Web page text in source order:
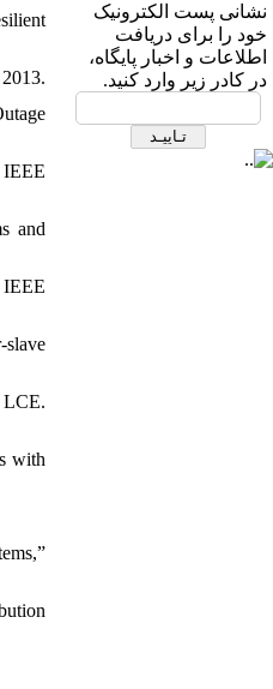
نشانی پست الکترونیک
خود را برای دریافت
اطلاعات و اخبار پایگاه،
در کادر زیر وارد کنید.
and
with